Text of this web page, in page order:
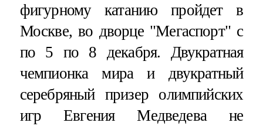
фигурному катанию пройдет в
Москве, во дворце "Мегаспорт" с
по 5 по 8 декабря. Двукратная
чемпионка мира и двукратный
серебряный призер олимпийских
игр Евгения Медведева не